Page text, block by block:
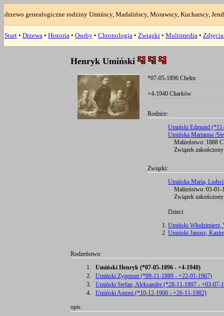
drzewo genealogiczne rodziny Umińscy, Madalińscy, Morawscy, Kucharscy,
Start • Drzewa • Historia • Osoby • Chronologia • Związki • Multimedia •
Henryk Umiński
*07-05-1896 Chełm
+4-1940 Charków
Rodzice:
Umiński Edmund
Umińska Marianna /
Małżeństwo: 1888
Związek zakończony
Związki:
Umińska Maria,
Małżeństwo: 05-01-
Związek zakończony
Dzieci:
Umiński Włodzimierz,
Umiński Janusz,
Rodzeństwo:
1.
Umiński Henryk (*07-05-1896 - +4-1940)
2.
Umiński Zygmunt (*09-11-1889 - +22-01-1967)
3.
Umiński Stefan, Aleksander (*28-11-1897 - +03-07-
4.
Umiński Antoni (*10-12-1900 - +26-11-1982)
opis: